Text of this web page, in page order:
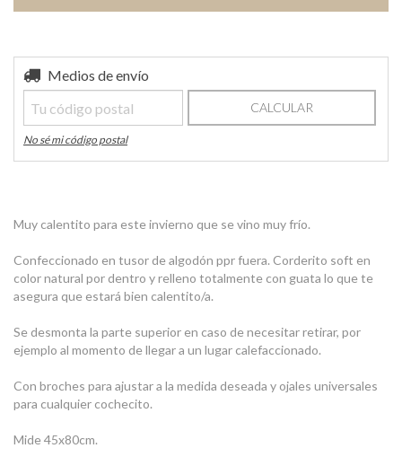
Entregas para el CP:
Medios de envío
CALCULAR
No sé mi código postal
Muy calentito para este invierno que se vino muy frío.
Confeccionado en tusor de algodón ppr fuera. Corderito soft en
color natural por dentro y relleno totalmente con guata lo que te
asegura que estará bien calentito/a.
Se desmonta la parte superior en caso de necesitar retirar, por
ejemplo al momento de llegar a un lugar calefaccionado.
Con broches para ajustar a la medida deseada y ojales universales
para cualquier cochecito.
Mide 45x80cm.